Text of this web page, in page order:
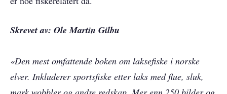
Skrevet av: Ole Martin Gilbu
«Den mest omfattende boken om laksefiske i norske
elver. Inkluderer sportsfiske etter laks med flue, sluk,